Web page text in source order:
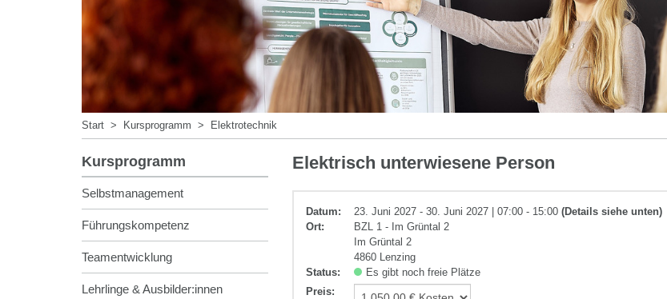
Start > Kursprogramm > Elektrotechnik
Kursprogramm
Selbstmanagement
Führungskompetenz
Teamentwicklung
Lehrlinge & Ausbilder:innen
Elektrotechnik
Elektrisch unterwiesene Person
Datum: 23. Juni 2027 - 30. Juni 2027 | 07:00 - 15:00(Details siehe unten)
Ort:
BZL 1 - Im Grüntal 2
Im Grüntal 2
4860 Lenzing
Status:
Es gibt noch freie Plätze
Preis: